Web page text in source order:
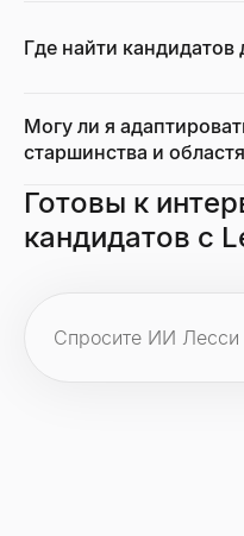
Калькулятор темпов
Бесплатный
Анализатор
Узнайте, какие
Открыть→
Калькулятор
Где найти кандидатов
Могу ли я
старшинства и
Готовы к
кандидатов с